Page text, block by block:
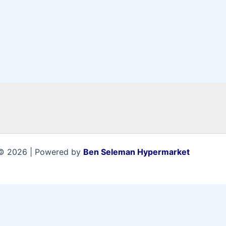
2026 | Powered by Ben Seleman Hypermarket